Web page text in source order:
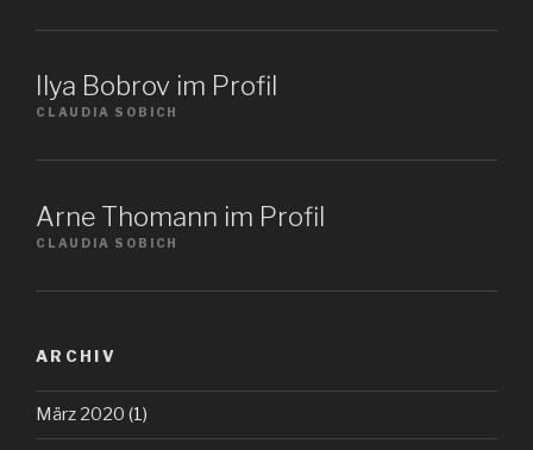
Ilya Bobrov im Profil
CLAUDIA SOBICH
Arne Thomann im Profil
CLAUDIA SOBICH
ARCHIV
März 2020 (1)